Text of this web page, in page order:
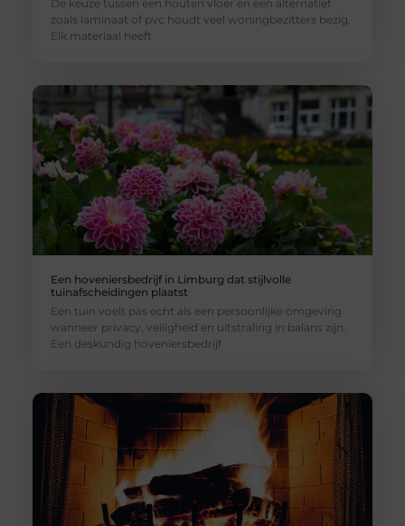
De keuze tussen een houten vloer en een alternatief
zoals laminaat of pvc houdt veel woningbezitters bezig.
Elk materiaal heeft
Een hoveniersbedrijf in Limburg dat stijlvolle
tuinafscheidingen plaatst
Een tuin voelt pas echt als een persoonlijke omgeving
wanneer privacy, veiligheid en uitstraling in balans zijn.
Een deskundig hoveniersbedrijf